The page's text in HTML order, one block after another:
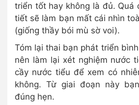
triển tốt hay không là đủ. Quá
tiết sẽ làm bạn mất cái nhìn
(giống thầy bói mù sờ voi).
Tóm lại thai bạn phát triển
nên làm lại xét nghiệm nước
cầy nước tiểu để xem có
không. Từ giai đoạn này
đúng hẹn.